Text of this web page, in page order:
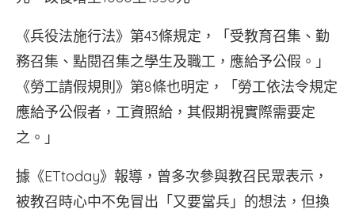
《兵役法施行法》第43條規定，「受教育召集、勤
務召集、點閱召集之學生及職工，應給予公假。」
《勞工請假規則》第8條也明定，「勞工依法令規定
應給予公假者，工資照給，其假期視實際需要定
之。」
據《ETtoday》報導，曾多次參與教召民眾表示，
被教召時心中不免冒出「又要當兵」的想法，但換